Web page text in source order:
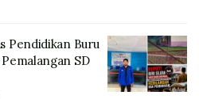
Pendidikan Buru
SD